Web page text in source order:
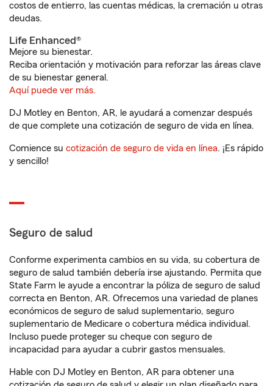
costos de entierro, las cuentas médicas, la cremación u otras
deudas.
Life Enhanced®
Mejore su bienestar.
Reciba orientación y motivación para reforzar las áreas clave
de su bienestar general.
Aquí puede ver más.
DJ Motley en Benton, AR, le ayudará a comenzar después
de que complete una cotización de seguro de vida en línea.
Comience su cotización de seguro de vida en línea. ¡Es rápido
y sencillo!
Seguro de salud
Conforme experimenta cambios en su vida, su cobertura de
seguro de salud también debería irse ajustando. Permita que
State Farm le ayude a encontrar la póliza de seguro de salud
correcta en Benton, AR. Ofrecemos una variedad de planes
económicos de seguro de salud suplementario, seguro
suplementario de Medicare o cobertura médica individual.
Incluso puede proteger su cheque con seguro de
incapacidad para ayudar a cubrir gastos mensuales.
Hable con DJ Motley en Benton, AR para obtener una